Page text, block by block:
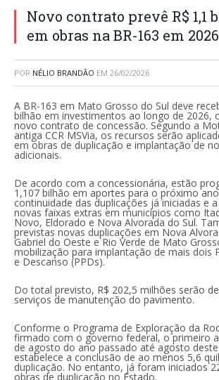
Novo contrato prevê R$ 1,1
em obras na BR-163 em 2026
POR NÉLIO BRANDÃO EM 26/02/2026
A BR-163 em Mato Grosso do Sul deve
bilhão em investimentos ao longo de 2026,
novo contrato de concessão. Segundo a
antiga CCR MSVia, os recursos serão
em obras de duplicação e implantação de
adicionais.
De acordo com a concessionária, estão
1,107 bilhão em aportes para o próximo
continuidade das duplicações já iniciadas e
novas faixas extras em municípios como
Novo, Eldorado e Nova Alvorada do Sul.
previstas novas duplicações em Nova
Gabriel do Oeste e Rio Verde de Mato
mobilização para implantação de mais dois
e Descanso (PPDs).
Do total previsto, R$ 202,5 milhões serão
serviços de manutenção do pavimento.
Conforme o Programa de Exploração da
firmado com o governo federal, o primeiro
de agosto do ano passado até agosto
estabelece a conclusão de ao menos 5,6
duplicação. No entanto, já foram iniciados
obras de duplicação no Estado.